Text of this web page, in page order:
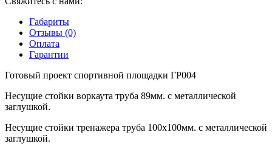
Габариты
Отзывы (0)
Оплата
Гарантии
Готовый проект спортивной площадки ГР004
Несущие стойки воркаута труба 89мм. с металлической
заглушкой.
Несущие стойки тренажера труба 100х100мм. с металлической
заглушкой.